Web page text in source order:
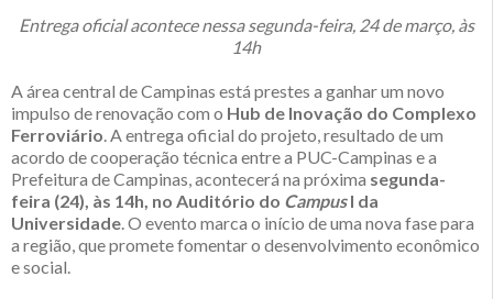
Entrega oficial acontece nessa segunda-feira, 24 de março, às
14h
A área central de Campinas está prestes a ganhar um novo
impulso de renovação com o Hub de Inovação do Complexo
Ferroviário. A entrega oficial do projeto, resultado de um
acordo de cooperação técnica entre a PUC-Campinas e a
Prefeitura de Campinas, acontecerá na próxima segunda-
feira (24), às 14h, no Auditório do CampusI da
Universidade. O evento marca o início de uma nova fase para
a região, que promete fomentar o desenvolvimento econômico
e social.